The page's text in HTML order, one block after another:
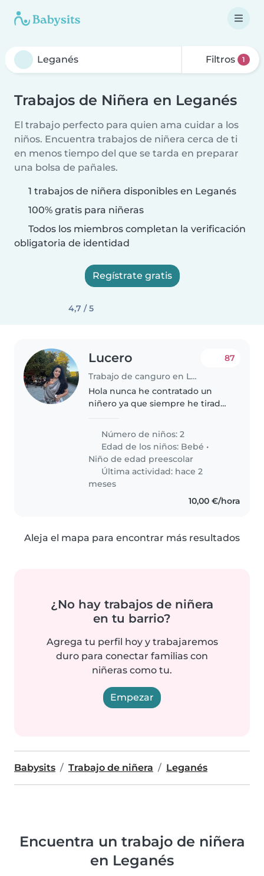
Filtros 1
Trabajos de Niñera en Leganés
El trabajo perfecto para quien ama cuidar a los
niños. Encuentra trabajos de niñera cerca de ti
en menos tiempo del que se tarda en preparar
una bolsa de pañales.
1 trabajos de niñera disponibles en Leganés
100% gratis para niñeras
Todos los miembros completan la verificación
obligatoria de identidad
Regístrate gratis
4,7 / 5
Lucero
Trabajo de canguro en Leganés
87
Hola nunca he contratado un
niñero ya que siempre he tirado
confianza .. me veo obligada solo
de manera ocasional ..si me va
bien no me importa volver..
Número de niños: 2
Edad de los niños: Bebé •
Niño de edad preescolar
Última actividad: hace 2
meses
10,00 €/hora
Aleja el mapa para encontrar más resultados
¿No hay trabajos de niñera
en tu barrio?
Agrega tu perfil hoy y trabajaremos
duro para conectar familias con
niñeras como tu.
Empezar
Babysits Trabajo de niñera Leganés
Encuentra un trabajo de niñera
en Leganés